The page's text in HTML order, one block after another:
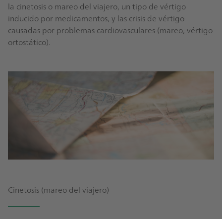
la cinetosis o mareo del viajero, un tipo de vértigo
inducido por medicamentos, y las crisis de vértigo
causadas por problemas cardiovasculares (mareo, vértigo
ortostático).
Cinetosis (mareo del viajero)